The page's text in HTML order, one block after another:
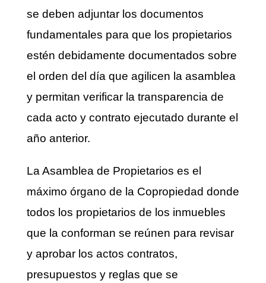
se deben adjuntar los documentos
fundamentales para que los propietarios
estén debidamente documentados sobre
el orden del día que agilicen la asamblea
y permitan verificar la transparencia de
cada acto y contrato ejecutado durante el
año anterior.
La Asamblea de Propietarios es el
máximo órgano de la Copropiedad donde
todos los propietarios de los inmuebles
que la conforman se reúnen para revisar
y aprobar los actos contratos,
presupuestos y reglas que se